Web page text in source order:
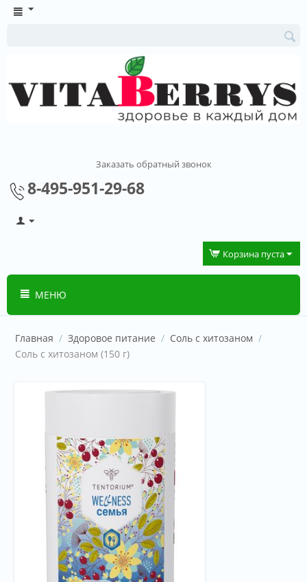
Заказать обратный звонок
8-495-951-29-68
Корзина пуста
МЕНЮ
Главная / Здоровое питание / Соль с хитозаном /
Соль с хитозаном (150 г)